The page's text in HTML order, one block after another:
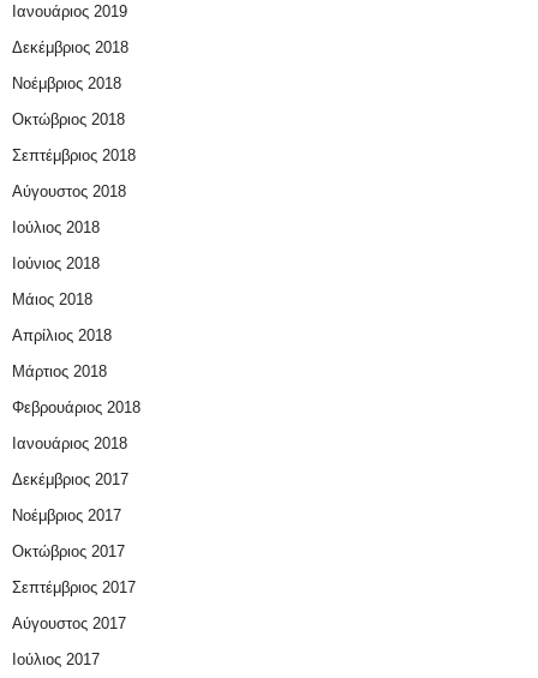
Ιανουάριος 2019
Δεκέμβριος 2018
Νοέμβριος 2018
Οκτώβριος 2018
Σεπτέμβριος 2018
Αύγουστος 2018
Ιούλιος 2018
Ιούνιος 2018
Μάιος 2018
Απρίλιος 2018
Μάρτιος 2018
Φεβρουάριος 2018
Ιανουάριος 2018
Δεκέμβριος 2017
Νοέμβριος 2017
Οκτώβριος 2017
Σεπτέμβριος 2017
Αύγουστος 2017
Ιούλιος 2017